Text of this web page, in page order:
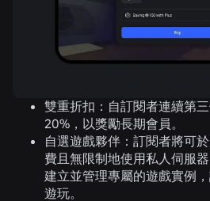
雙重折扣： 自訂閱者連續第
20%，以獎勵長期會員。
自選遊戲夥伴： 訂閱者將可
費且無限制地使用私人伺服
建立並管理專屬的遊戲實例
遊玩。